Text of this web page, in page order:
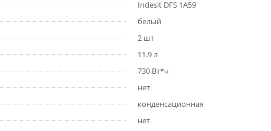
Indesit DFS 1A59
белый
2 шт
11.9 л
730 Вт*ч
нет
конденсационная
нет